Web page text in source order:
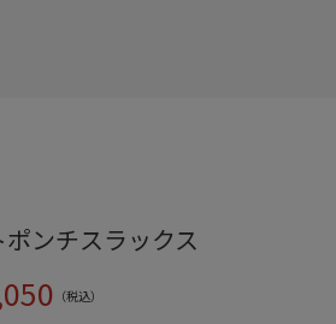
ンチスラックス
（税込）